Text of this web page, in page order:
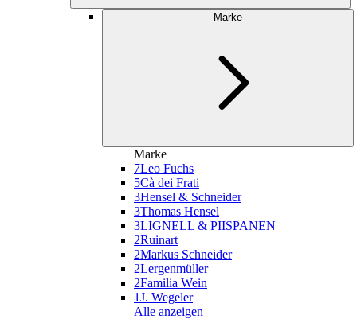
Marke
Marke
7Leo Fuchs
5Cà dei Frati
3Hensel & Schneider
3Thomas Hensel
3LIGNELL & PIISPANEN
2Ruinart
2Markus Schneider
2Lergenmüller
2Familia Wein
1J. Wegeler
Alle anzeigen